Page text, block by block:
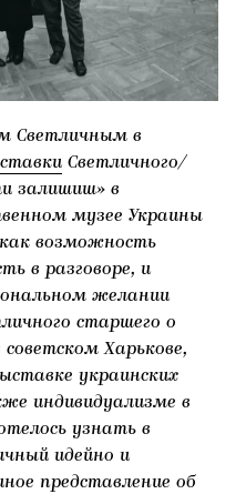
Светличным в
Светличного/
залишиш» в
музее Украины
возможность
в разговоре, и
желании
старшего о
Харькове,
украинских
индивидуализме в
узнать в
идейно и
представление об